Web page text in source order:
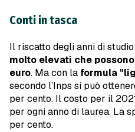
Conti in tasca
Il riscatto degli anni di
molto elevati che
euro. Ma con la formula
secondo l’Inps si può
per cento. Il costo per il
per ogni anno di laurea. La
per cento.